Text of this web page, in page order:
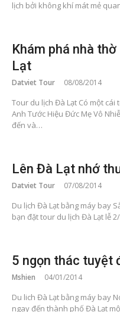
lịch bởi không khí mát mẻ
Khám phá nhà
Lạt
Datviet Tour 08/08/2014
Tour du lịch Đà Lạt Có một cái
Anh Tước Hiệu Đức Mẹ Vô
đến và…
Lên Đà Lạt nhớ
Datviet Tour 07/08/2014
Du lịch Đà Lạt bằng máy bay
bạn đặt tour du lịch Đà Lạt lễ
5 ngọn thác tuyệt
Mshien 04/01/2014
Du lich Đà Lạt bằng máy bay
ngay đến thành phố Đà Lạt